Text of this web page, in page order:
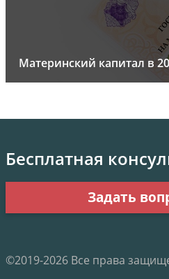
Материнский капитал в
Бесплатная
Задать
©2019-2026 Все права